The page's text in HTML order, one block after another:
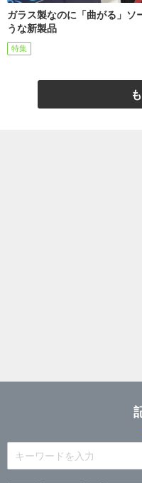
ガラス製なのに「曲がる」ソ
うな新製品
特集